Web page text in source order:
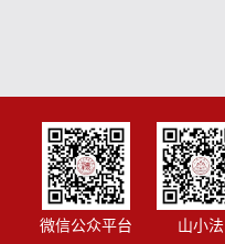
微信公众平台 山小法